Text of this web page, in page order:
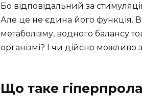
Бо відповідальний за
Але це не єдина його функція.
метаболізму, водного балансу
організмі? І чи дійсно можливо
Що таке